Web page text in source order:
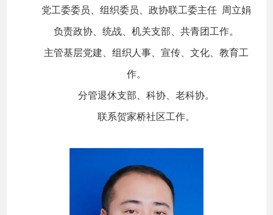
党工委委员、组织委员、政协联工委主任 周立娟
负责政协、统战、机关支部、共青团工作。
主管基层党建、组织人事、宣传、文化、教育工
作。
分管退休支部、科协、老科协。
联系贺家桥社区工作。